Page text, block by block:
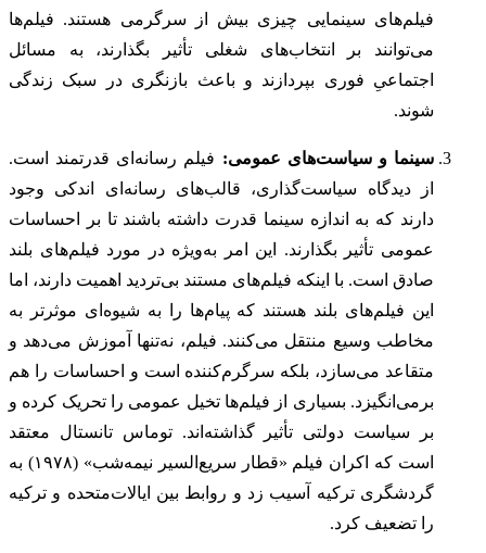
فیلم‌های سینمایی چیزی بیش از سرگرمی هستند. فیلم‌ها
می‌توانند بر انتخاب‌های شغلی تأثیر بگذارند، به مسائل
اجتماعیِ فوری بپردازند و باعث بازنگری در سبک زندگی‌
شوند.
سینما و سیاست‌های عمومی: فیلم رسانه‌ای قدرتمند است.
از دیدگاه سیاست‌گذاری، قالب‌های رسانه‌ای اندکی وجود
دارند که به اندازه سینما قدرت داشته باشند تا بر احساسات
عمومی تأثیر بگذارند. این امر به‌ویژه در مورد فیلم‌های بلند
صادق است. با اینکه فیلم‌های مستند بی‌تردید اهمیت دارند، اما
این فیلم‌های بلند هستند که پیام‌ها را به شیوه‌ای موثرتر به
مخاطب وسیع منتقل می‌کنند. فیلم، نه‌تنها آموزش می‌دهد و
متقاعد می‌سازد، بلکه سرگرم‌کننده است و احساسات را هم
برمی‌انگیزد. بسیاری از فیلم‌ها تخیل عمومی را تحریک کرده و
بر سیاست دولتی تأثیر گذاشته‌اند. توماس تانستال معتقد
است که اکران فیلم «قطار سریع‌السیر نیمه‌شب» (۱۹۷۸) به
گردشگری ترکیه آسیب زد و روابط بین ایالات‌متحده و ترکیه
را تضعیف کرد.